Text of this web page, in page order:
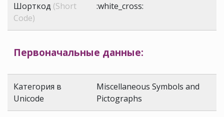
Шорткод (Short
Code)
:white_cross:
Первоначальные данные:
Категория в
Unicode
Miscellaneous Symbols and
Pictographs